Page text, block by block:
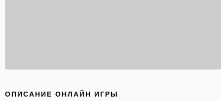
ОПИСАНИЕ ОНЛАЙН ИГРЫ